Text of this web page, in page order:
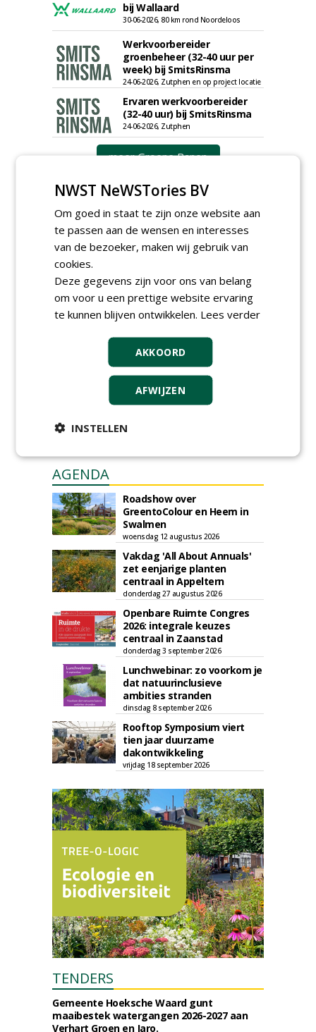
bij Wallaard
30-06-2026, 80 km rond Noordeloos
Werkvoorbereider
groenbeheer (32-40 uur per
week) bij SmitsRinsma
24-06-2026, Zutphen en op project locatie
Ervaren werkvoorbereider
(32-40 uur) bij SmitsRinsma
24-06-2026, Zutphen
meer Groene Banen
GREEN OUTLET
Iedereen kan gratis kleine advertenties
plaatsen via zijn eigen account.
Plaats een gratis advertentie
AGENDA
Roadshow over
GreentoColour en Heem in
Swalmen
woensdag 12 augustus 2026
Vakdag 'All About Annuals'
zet eenjarige planten
centraal in Appeltern
donderdag 27 augustus 2026
Openbare Ruimte Congres
2026: integrale keuzes
centraal in Zaanstad
donderdag 3 september 2026
Lunchwebinar: zo voorkom je
dat natuurinclusieve
ambities stranden
dinsdag 8 september 2026
Rooftop Symposium viert
tien jaar duurzame
dakontwikkeling
vrijdag 18 september 2026
TENDERS
Gemeente Hoeksche Waard gunt
maaibestek watergangen 2026-2027 aan
Verhart Groen en Jaro.
NWST NeWSTories BV
Om goed in staat te zijn onze website aan
te passen aan de wensen en interesses
van de bezoeker, maken wij gebruik van
cookies.
Deze gegevens zijn voor ons van belang
om voor u een prettige website ervaring
te kunnen blijven ontwikkelen. Lees verder
AKKOORD
AFWIJZEN
INSTELLEN